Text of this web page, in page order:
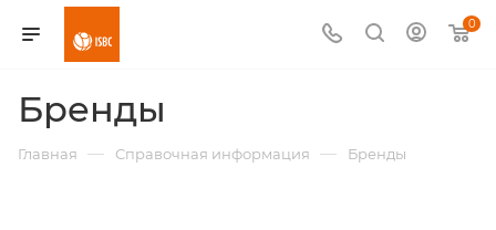
0
Бренды
Главная — Справочная информация — Бренды